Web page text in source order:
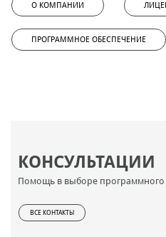
КОНСУЛЬТАЦИИ
Помощь в выборе программного
ВСЕ КОНТАКТЫ
О КОМПАНИИ
ПРОГРАММНОЕ ОБЕСПЕЧЕНИЕ